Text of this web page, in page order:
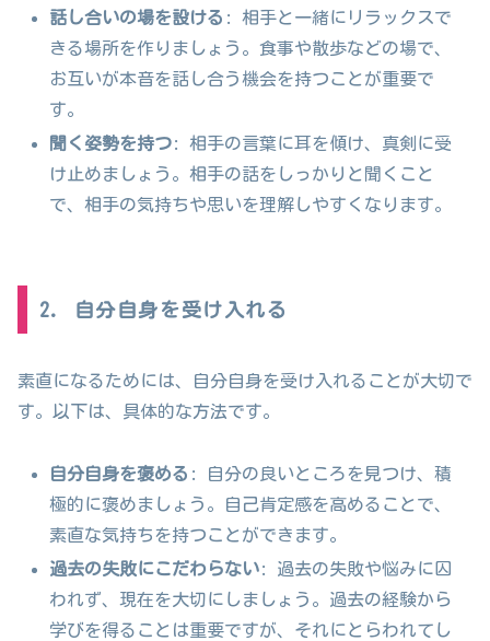
話し合いの場を設ける : 相手と一緒にリラックスで
きる場所を作りましょう。食事や散歩などの場で、
お互いが本音を話し合う機会を持つことが重要で
す。
聞く姿勢を持つ: 相手の言葉に耳を傾け、真剣に受
け止めましょう。相手の話をしっかりと聞くこと
で、相手の気持ちや思いを理解しやすくなります。
2. 自分自身を受け入れる
素直になるためには、自分自身を受け入れることが大切で
す。以下は、具体的な方法です。
自分自身を褒める : 自分の良いところを見つけ、積
極的に褒めましょう。自己肯定感を高めることで、
素直な気持ちを持つことができます。
過去の失敗にこだわらない: 過去の失敗や悩みに囚
われず、現在を大切にしましょう。過去の経験から
学びを得ることは重要ですが、それにとらわれてし